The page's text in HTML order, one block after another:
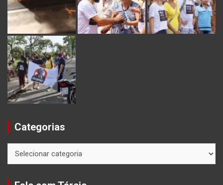
Categorias